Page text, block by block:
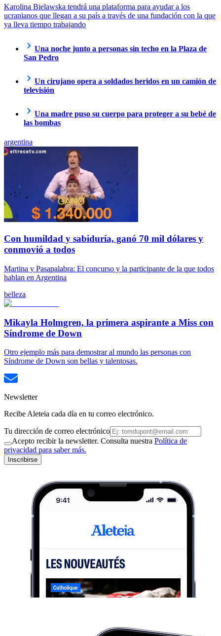
Karolina Bielawska tendrá una plataforma para ayudar a los
ucranianos que llegan a su país a través de una fundación con la que
ya lleva tiempo trabajando
Una noche junto a personas sin techo en la Plaza de
San Pedro
Un cirujano opera a soldados heridos en un camión de
televisión
Una madre puso su cuerpo para proteger a su bebé de
las bombas
argentina
Con humildad y sabiduría, ganó 70 mil dólares y
conmovió a todos
Martina y Pasapalabra: El concurso y la participante de la que todos
hablan en Argentina
belleza
Mikayla Holmgren, la primera aspirante a Miss con
Síndrome de Down
Otro ejemplo más para demostrar al mundo las personas con
Síndrome de Down son bellas y talentosas.
Newsletter
Recibe Aleteia cada día en tu correo electrónico.
Tu dirección de correo electrónico
Acepto recibir la newsletter. Consulta nuestra Política de
privacidad para saber más.
Inscribirse